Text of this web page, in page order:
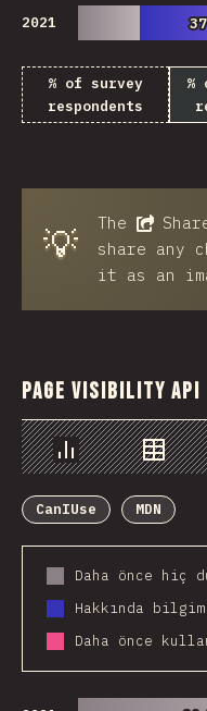
2021
% of survey
respondents
%
💡 The
share any
it as an
Page Visibility API
Chart Data
CanIUse
MDN
Daha önce hiç
Hakkında
Daha önce